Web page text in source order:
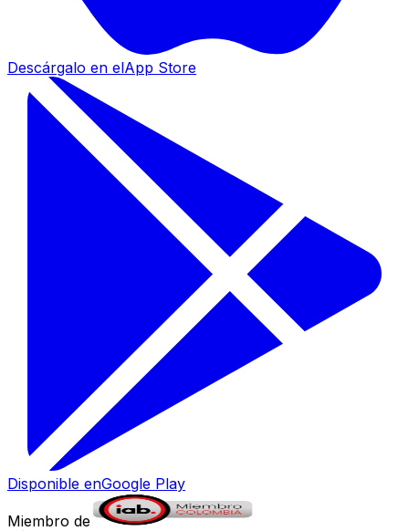
Descárgalo en elApp Store
Disponible enGoogle Play
Miembro de